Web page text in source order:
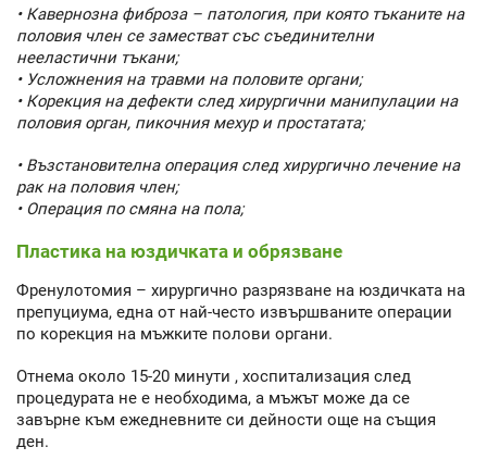
• Кавернозна фиброза – патология, при която тъканите на
половия член се заместват със съединителни
нееластични тъкани;
• Усложнения на травми на половите органи;
• Корекция на дефекти след хирургични манипулации на
половия орган, пикочния мехур и простатата;
• Възстановителна операция след хирургично лечение на
рак на половия член;
• Операция по смяна на пола;
Пластика на юздичката и обрязване
Френулотомия – хирургично разрязване на юздичката на
препуциума, една от най-често извършваните операции
по корекция на мъжките полови органи.
Отнема около 15-20 минути , хоспитализация след
процедурата не е необходима, а мъжът може да се
завърне към ежедневните си дейности още на същия
ден.